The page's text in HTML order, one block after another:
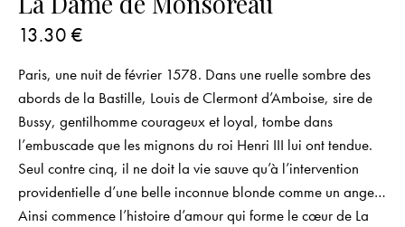
13.30 €
Paris, une nuit de février 1578. Dans une ruelle sombre des
abords de la Bastille, Louis de Clermont d’Amboise, sire de
Bussy, gentilhomme courageux et loyal, tombe dans
l’embuscade que les mignons du roi Henri III lui ont tendue.
Seul contre cinq, il ne doit la vie sauve qu’à l’intervention
providentielle d’une belle inconnue blonde comme un ange…
Ainsi commence l’histoire d’amour qui forme le cœur de La